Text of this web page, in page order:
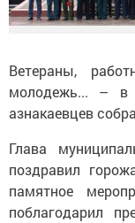
Ветераны,
молодежь... – в
азнакаевцев
Глава
поздравил
памятное
поблагодарил